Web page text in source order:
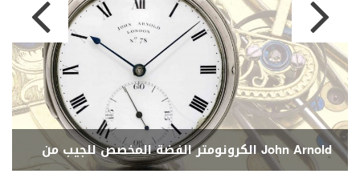
الكرونومتر الفضة المخصص للجيب من John Arnold